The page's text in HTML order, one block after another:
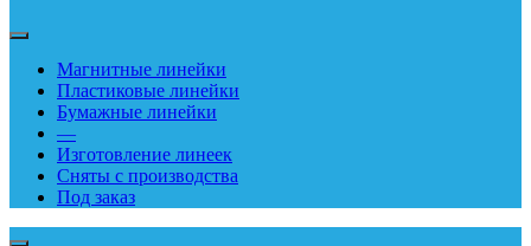
Магнитные линейки
Пластиковые линейки
Бумажные линейки
—
Изготовление линеек
Сняты с производства
Под заказ